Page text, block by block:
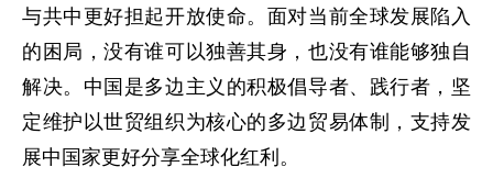
与共中更好担起开放使命。面对当前全球发展陷入
的困局，没有谁可以独善其身，也没有谁能够独自
解决。中国是多边主义的积极倡导者、践行者，坚
定维护以世贸组织为核心的多边贸易体制，支持发
展中国家更好分享全球化红利。